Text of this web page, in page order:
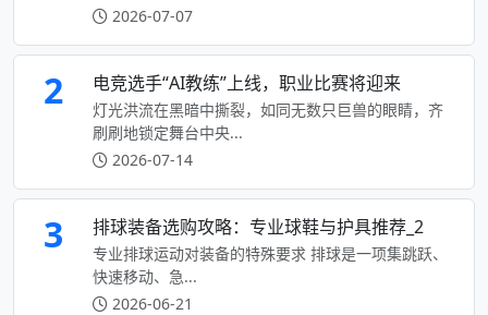
2026-07-07
2 电竞选手“AI教练”上线，职业比赛将迎来
灯光洪流在黑暗中撕裂，如同无数只巨兽的眼睛，齐
刷刷地锁定舞台中央...
2026-07-14
3 排球装备选购攻略：专业球鞋与护具推荐_2
专业排球运动对装备的特殊要求 排球是一项集跳跃、
快速移动、急...
2026-06-21